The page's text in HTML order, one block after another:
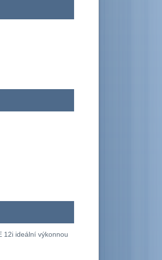
12i ideální výkonnou